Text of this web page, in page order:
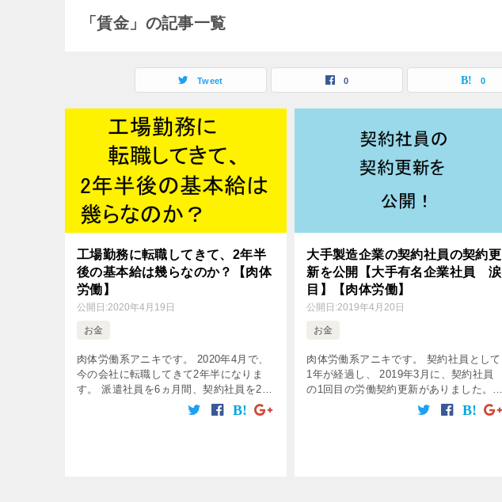
「賃金」の記事一覧
Tweet 0 0
工場勤務に転職してきて、2年半
後の基本給は幾らなのか？【肉体
労働】
公開日:2020年4月19日
お金
肉体労働系アニキです。 2020年4月で、
今の会社に転職してきて2年半になりま
す。 派遣社員を6ヵ月間、契約社員を2年
間を経て、今年度4月から 正社員になり
ました。 大体、当初からの予定通りのス
大手製造企業の契約社員の契約更
新を公開【大手有名企業社員 涙
目】【肉体労働】
公開日:2019年4月20日
お金
肉体労働系アニキです。 契約社員として
1年が経過し、 2019年3月に、契約社員
の1回目の労働契約更新がありました。
さて、今回の契約更新でどれくらいの賃
上げがあったでしょうか？ なんと！！